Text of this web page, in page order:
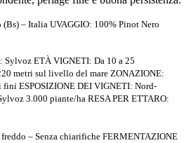
(Bs) – Italia UVAGGIO: 100% Pinot Nero
Sylvoz ETÀ VIGNETI: Da 10 a 25
metri sul livello del mare ZONAZIONE:
fini ESPOSIZIONE DEI VIGNETI: Nord-
3.000 piante/ha RESA PER ETTARO:
– Senza chiarifiche FERMENTAZIONE